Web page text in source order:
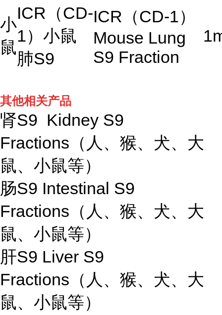
小
鼠
ICR （CD-
1）小鼠
肺S9
ICR （CD-1）
Mouse Lung
S9 Fraction
其他相关产品
肾S9 Kidney S9
Fractions（人、猴、犬、大
鼠、小鼠等）
肠S9 Intestinal S9
Fractions（人、猴、犬、大
鼠、小鼠等）
肝S9 Liver S9
Fractions（人、猴、犬、大
鼠、小鼠等）